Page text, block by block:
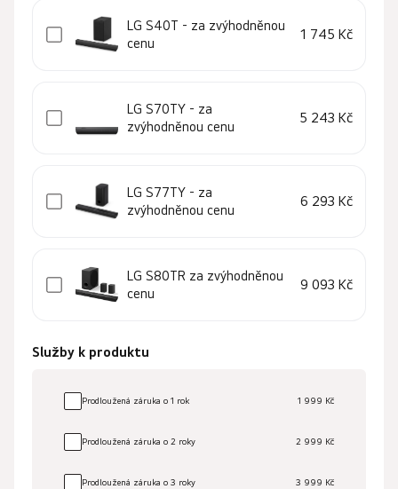
LG S40T - za zvýhodněnou
cenu
1 745 Kč
LG S70TY - za
zvýhodněnou cenu
5 243 Kč
LG S77TY - za
zvýhodněnou cenu
6 293 Kč
LG S80TR za zvýhodněnou
cenu
9 093 Kč
Služby k produktu
Prodloužená záruka o 1 rok 1 999 Kč
Prodloužená záruka o 2 roky 2 999 Kč
Prodloužená záruka o 3 roky 3 999 Kč